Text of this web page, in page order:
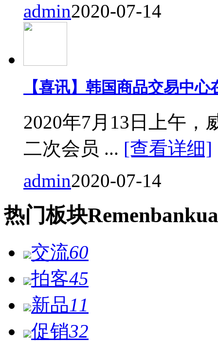
admin2020-07-14
【喜讯】韩国商品交易中
2020年7月13日上午，
二次会员 ... [查看详细]
admin2020-07-14
热门板块Remen
交流60
拍客45
新品11
促销32